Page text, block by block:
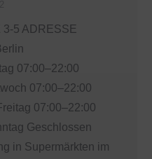
5 ADRESSE
07:00–22:00
07:00–22:00
07:00–22:00
Geschlossen
in Supermärkten im